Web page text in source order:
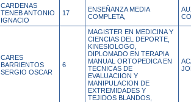
CARDENAS
TENEB ANTONIO
IGNACIO
17
ENSEÑANZA MEDIA
COMPLETA,
CARES
BARRIENTOS
SERGIO OSCAR
6
MAGISTER EN MEDICINA Y
CIENCIAS DEL DEPORTE,
KINESIOLOGO,
DIPLOMADO EN TERAPIA
MANUAL ORTOPEDICA EN
TECNICAS DE
EVALUACIION Y
MANIPULACION DE
EXTREMIDADES Y
TEJIDOS BLANDOS,